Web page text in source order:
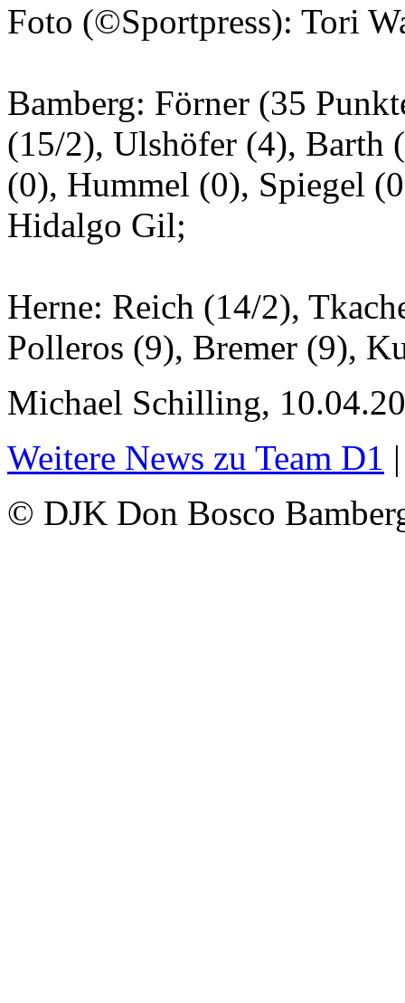
Foto (©Sportpress): Tori
Bamberg: Förner (35
(15/2), Ulshöfer (4), Barth
(0), Hummel (0), Spiegel
Hidalgo Gil;
Herne: Reich (14/2),
Polleros (9), Bremer (9),
Michael Schilling,
Weitere News zu Team D1
© DJK Don Bosco